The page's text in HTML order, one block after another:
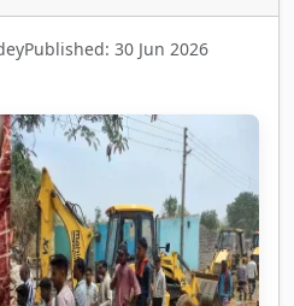
Published: 30 Jun 2026